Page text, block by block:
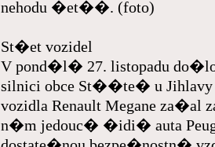
nehodu �et��. (foto)
St�et vozidel
V pond�l� 27. listopadu
silnici obce St��te� u
vozidla Renault Megane za�al
n�m jedouc� �idi� auta